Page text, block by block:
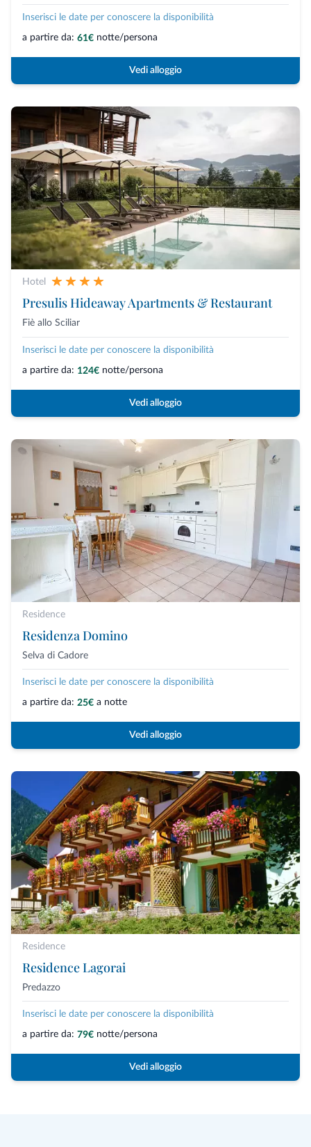
Inserisci le date per conoscere la disponibilità
a partire da: 61€ notte/persona
Vedi alloggio
Hotel
Presulis Hideaway Apartments & Restaurant
Fiè allo Sciliar
Inserisci le date per conoscere la disponibilità
a partire da: 124€ notte/persona
Vedi alloggio
Residence
Residenza Domino
Selva di Cadore
Inserisci le date per conoscere la disponibilità
a partire da: 25€ a notte
Vedi alloggio
Residence
Residence Lagorai
Predazzo
Inserisci le date per conoscere la disponibilità
a partire da: 79€ notte/persona
Vedi alloggio